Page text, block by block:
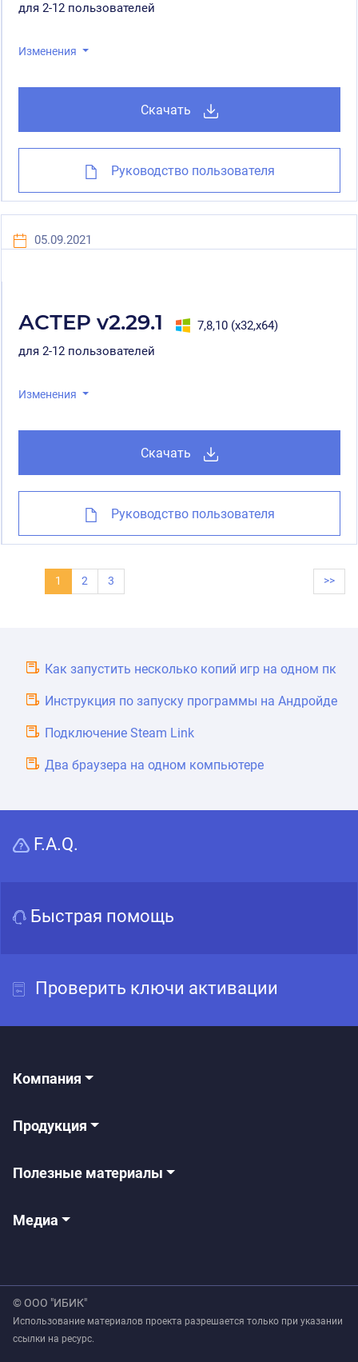
для 2-12 пользователей
Изменения
Скачать
Руководство пользователя
05.09.2021
АСТЕР v2.29.1
7,8,10 (x32,x64)
для 2-12 пользователей
Изменения
Скачать
Руководство пользователя
1 2 3 >>
Как запустить несколько копий игр на одном пк
Инструкция по запуску программы на Андройде
Подключение Steam Link
Два браузера на одном компьютере
F.A.Q.
Быстрая помощь
Проверить ключи активации
Компания
Продукция
Полезные материалы
Медиа
© ООО "ИБИК"
Использование материалов проекта разрешается только при указании
ссылки на ресурс.